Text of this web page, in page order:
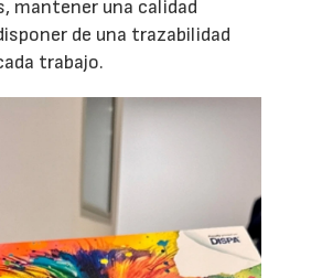
mantener una calidad
de una trazabilidad
trabajo.